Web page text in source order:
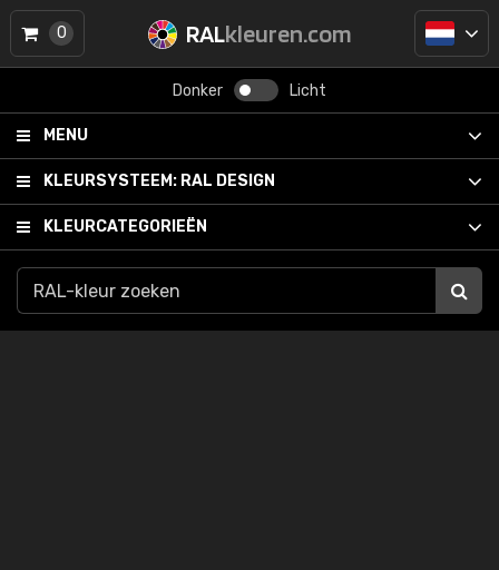
RALkleuren.com
Donker Licht
MENU
KLEURSYSTEEM: RAL DESIGN
KLEURCATEGORIEËN
0